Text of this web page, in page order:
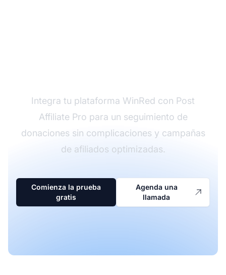
Integra tu plataforma WinRed con Post
Affiliate Pro para un seguimiento de
donaciones sin complicaciones y campañas
de afiliados optimizadas.
Comienza la prueba
gratis
Agenda una
llamada